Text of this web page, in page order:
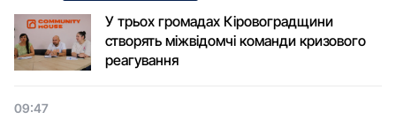
У трьох громадах Кіровоградщини
створять міжвідомчі команди кризового
реагування
09:47